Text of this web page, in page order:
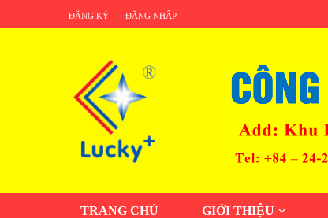
ĐĂNG KÝ ĐĂNG NHẬP
TRANG CHỦ GIỚI THIỆU